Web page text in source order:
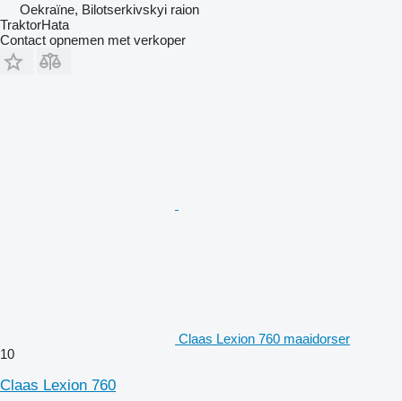
Oekraïne, Bilotserkivskyi raion
TraktorHata
Contact opnemen met verkoper
Claas Lexion 760 maaidorser
10
Claas Lexion 760